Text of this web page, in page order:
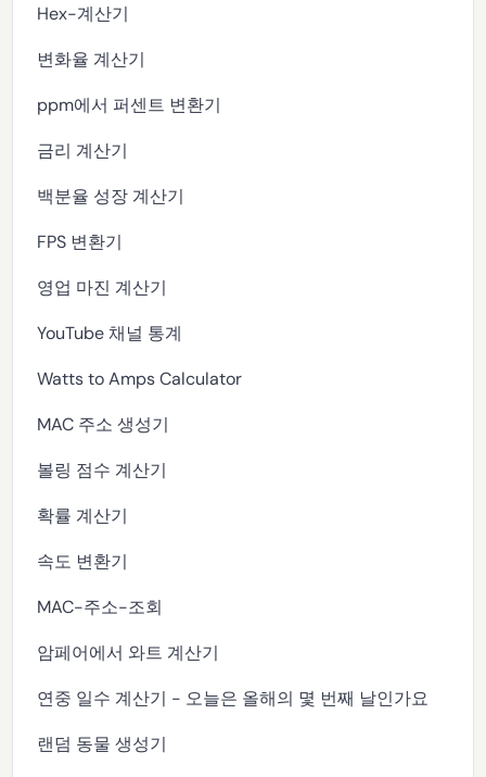
Hex-계산기
변화율 계산기
ppm에서 퍼센트 변환기
금리 계산기
백분율 성장 계산기
FPS 변환기
영업 마진 계산기
YouTube 채널 통계
Watts to Amps Calculator
MAC 주소 생성기
볼링 점수 계산기
확률 계산기
속도 변환기
MAC-주소-조회
암페어에서 와트 계산기
연중 일수 계산기 - 오늘은 올해의 몇 번째 날인가요
랜덤 동물 생성기